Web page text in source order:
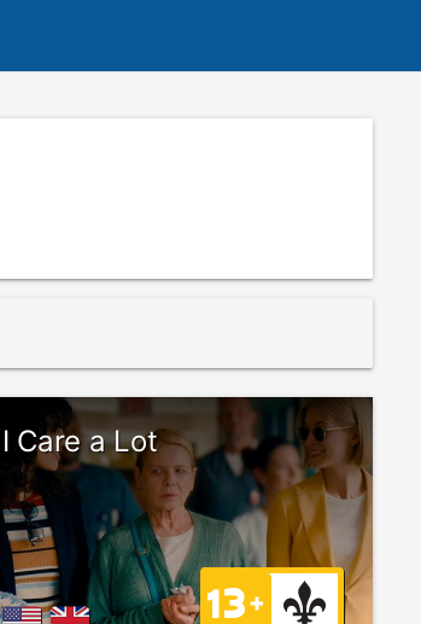
I Care a Lot